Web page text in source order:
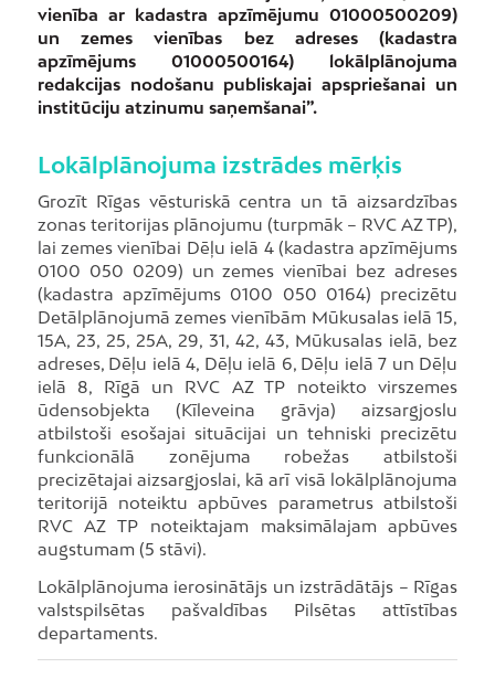
vienība ar kadastra apzīmējumu 01000500209)
un zemes vienības bez adreses (kadastra
apzīmējums 01000500164) lokālplānojuma
redakcijas nodošanu publiskajai apspriešanai un
institūciju atzinumu saņemšanai”.
Lokālplānojuma izstrādes mērķis
Grozīt Rīgas vēsturiskā centra un tā aizsardzības
zonas teritorijas plānojumu (turpmāk – RVC AZ TP),
lai zemes vienībai Dēļu ielā 4 (kadastra apzīmējums
0100 050 0209) un zemes vienībai bez adreses
(kadastra apzīmējums 0100 050 0164) precizētu
Detālplānojumā zemes vienībām Mūkusalas ielā 15,
15A, 23, 25, 25A, 29, 31, 42, 43, Mūkusalas ielā, bez
adreses, Dēļu ielā 4, Dēļu ielā 6, Dēļu ielā 7 un Dēļu
ielā 8, Rīgā un RVC AZ TP noteikto virszemes
ūdensobjekta (Kīleveina grāvja) aizsargjoslu
atbilstoši esošajai situācijai un tehniski precizētu
funkcionālā zonējuma robežas atbilstoši
precizētajai aizsargjoslai, kā arī visā lokālplānojuma
teritorijā noteiktu apbūves parametrus atbilstoši
RVC AZ TP noteiktajam maksimālajam apbūves
augstumam (5 stāvi).
Lokālplānojuma ierosinātājs un izstrādātājs – Rīgas
valstspilsētas pašvaldības Pilsētas attīstības
departaments.